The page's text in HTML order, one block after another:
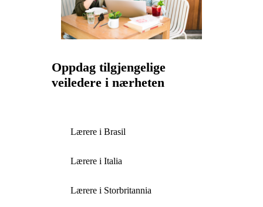
Oppdag tilgjengelige
veiledere i nærheten
Lærere i Brasil
Lærere i Italia
Lærere i Storbritannia